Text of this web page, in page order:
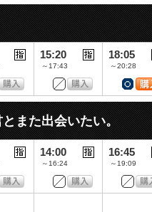
15:20
～17:43
18:05
～20:28
また出会いたい。
14:00
～16:24
16:45
～19:09